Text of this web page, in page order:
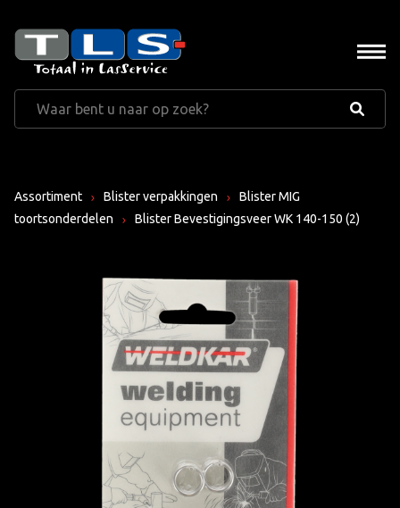
Assortiment Blister verpakkingen
Blister MIG
toortsonderdelen
Blister Bevestigingsveer WK 140-150 (2)